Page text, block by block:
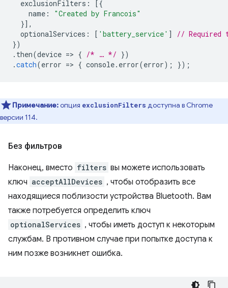
exclusionFilters :
[{
name :
"Created by Francois"
}],
optionalServices : [ 'battery_service' ]
// Required
})
. then(device => { /* … */ })
.catch(error => { console. error(error); });
Примечание:опция exclusionFilters доступна в Chrome
версии 114.
Без фильтров
Наконец, вместо filters вы можете использовать
ключ acceptAllDevices , чтобы отобразить все
находящиеся поблизости устройства Bluetooth. Вам
также потребуется определить ключ
optionalServices , чтобы иметь доступ к некоторым
службам. В противном случае при попытке доступа к
ним позже возникнет ошибка.